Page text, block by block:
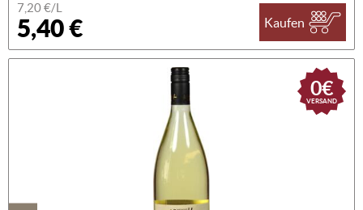
7,20 €/L
5,40 € Kaufen
0€
VERSAND